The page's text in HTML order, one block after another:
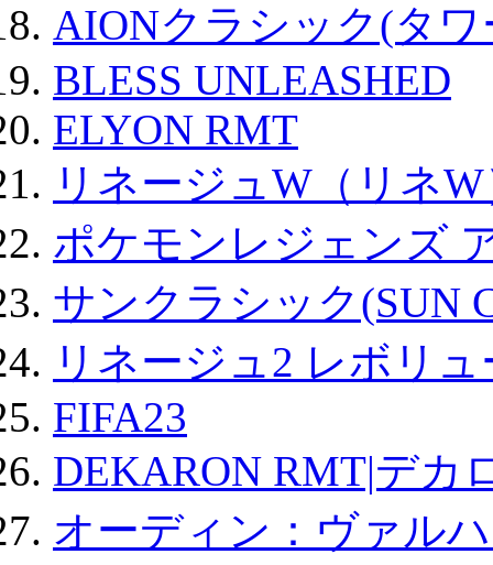
AIONクラシック(タ
BLESS UNLEASHED
ELYON RMT
リネージュW（リネ
ポケモンレジェンズ
サンクラシック(SUN
リネージュ2 レボリ
FIFA23
DEKARON RMT|デカ
オーディン：ヴァル